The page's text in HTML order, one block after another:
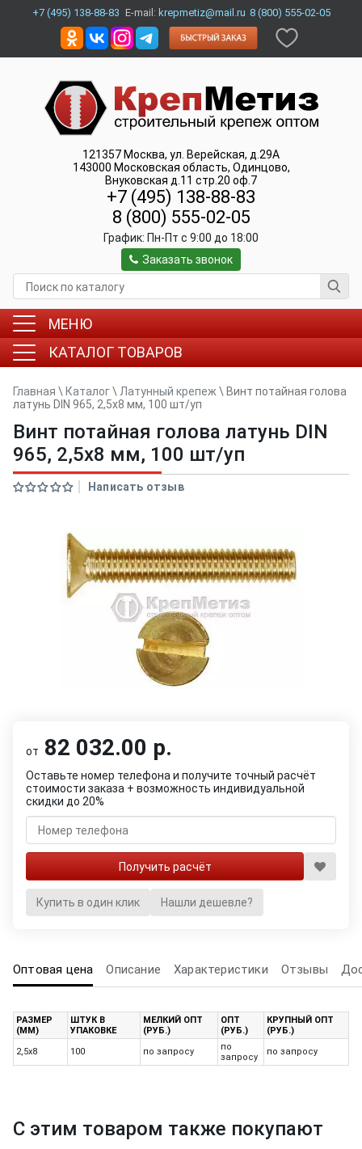
+7 (495) 138-88-83 E-mail: krepmetiz@mail.ru 8 (800) 555-02-05
121357 Москва, ул. Верейская, д.29А
143000 Московская область, Одинцово,
Внуковская д.11 стр.20 оф.7
+7 (495) 138-88-83
8 (800) 555-02-05
График: Пн-Пт c 9:00 до 18:00
Заказать звонок
МЕНЮ
КАТАЛОГ ТОВАРОВ
Главная \ Каталог\ Латунный крепеж \ Винт потайная голова
латунь DIN 965, 2,5х8 мм, 100 шт/уп
Винт потайная голова латунь DIN
965, 2,5х8 мм, 100 шт/уп
Написать отзыв
от 82 032.00 р.
Оставьте номер телефона и получите точный расчёт
стоимости заказа + возможность индивидуальной
скидки до 20%
Купить в один клик Нашли дешевле?
Оптовая цена Описание Характеристики Отзывы
РАЗМЕР
(ММ)
ШТУК В
УПАКОВКЕ
МЕЛКИЙ ОПТ
(РУБ.)
ОПТ
(РУБ.)
КРУПНЫЙ ОПТ
(РУБ.)
2,5х8
100 по запросу
по
запросу
по запросу
С этим товаром также покупают